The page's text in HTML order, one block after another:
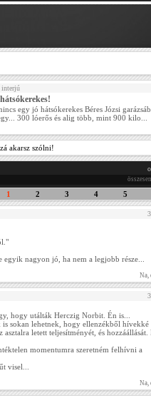
interjú
egy jó hátsókerekes Béres Józsi
300 lóerős és alig több, mint 900 kilo...
akarsz szólni!
1 2 3 4 5
egyik nagyon jó, ha nem a legjobb része...
Na,
hogy utálták Herczig Norbit. Én is...
sokan lehetnek, hogy ellenzékből hívekké
letett teljesítményét, és hozzáállását.
momentumra szeretném felhívni a
visel...
Na,